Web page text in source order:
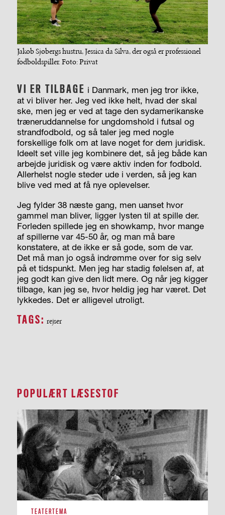
Jakob Sjøbergs hustru, Jessica da Silva, der også er professionel
fodboldspiller. Foto: Privat
VI ER TILBAGE i Danmark, men jeg tror ikke,
at vi bliver her. Jeg ved ikke helt, hvad der skal
ske, men jeg er ved at tage den sydamerikanske
træneruddannelse for ungdomshold i futsal og
strandfodbold, og så taler jeg med nogle
forskellige folk om at lave noget for dem juridisk.
Ideelt set ville jeg kombinere det, så jeg både kan
arbejde juridisk og være aktiv inden for fodbold.
Allerhelst nogle steder ude i verden, så jeg kan
blive ved med at få nye oplevelser.
Jeg fylder 38 næste gang, men uanset hvor
gammel man bliver, ligger lysten til at spille der.
Forleden spillede jeg en showkamp, hvor mange
af spillerne var 45-50 år, og man må bare
konstatere, at de ikke er så gode, som de var.
Det må man jo også indrømme over for sig selv
på et tidspunkt. Men jeg har stadig følelsen af, at
jeg godt kan give den lidt mere. Og når jeg kigger
tilbage, kan jeg se, hvor heldig jeg har været. Det
lykkedes. Det er alligevel utroligt.
TAGS: rejser
POPULÆRT LÆSESTOF
TEATERTEMA